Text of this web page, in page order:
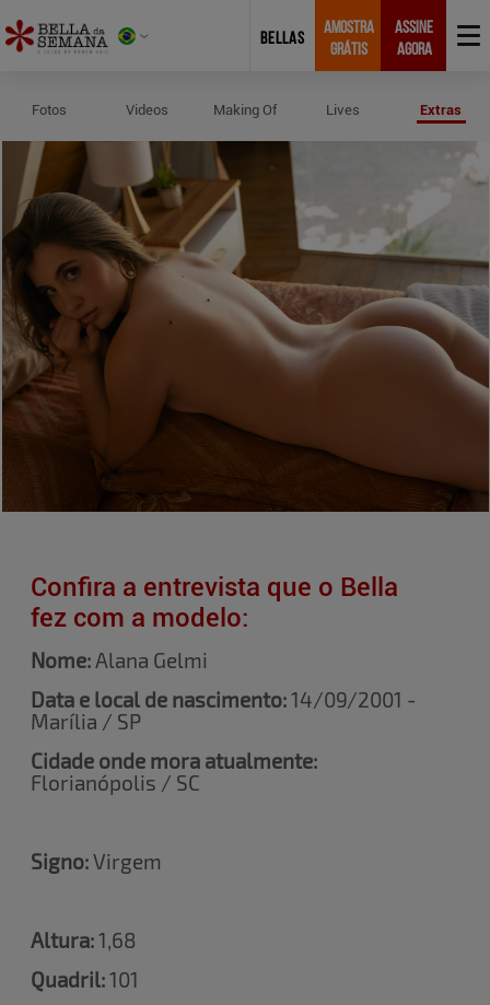
BELLAS
AMOSTRA
GRÁTIS
ASSINE
AGORA
Fotos Videos Making Of Lives Extras
Confira a entrevista que o Bella
fez com a modelo:
Nome:Alana Gelmi
Data e local de nascimento:14/09/2001 -
Marília / SP
Cidade onde mora atualmente:
Florianópolis / SC
Signo:Virgem
Altura:1,68
Quadril:101